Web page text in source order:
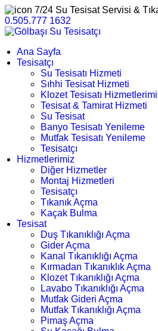
7/24 Su Tesisat Servisi &
0.505.777 1632
Ana Sayfa
Tesisatçı
Su Tesisatı Hizmeti
Sıhhi Tesisat Hizmeti
Klozet Tesisatı
Tesisat & Tamirat Hizmeti
Su Tesisat
Banyo Tesisatı Yenileme
Mutfak Tesisatı Yenileme
Tesisatçı
Hizmetlerimiz
Diğer Hizmetler
Montaj Hizmetleri
Tesisatçı
Tıkanık Açma
Kaçak Bulma
Tesisat
Duş Tıkanıklığı Açma
Gider Açma
Kanal Tıkanıklığı Açma
Kırmadan Tıkanıklık Açma
Klozet Tıkanıklığı Açma
Lavabo Tıkanıklığı Açma
Mutfak Gideri Açma
Mutfak Tıkanıklığı Açma
Pimaş Açma